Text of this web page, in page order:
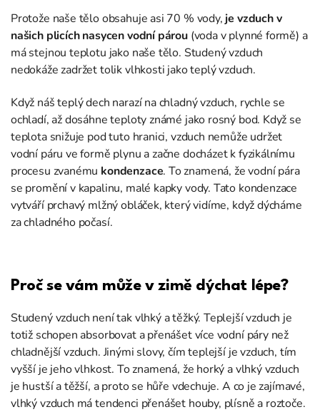
Protože naše tělo obsahuje asi 70 % vody, je vzduch v
našich plicích nasycen vodní párou(voda v plynné formě) a
má stejnou teplotu jako naše tělo. Studený vzduch
nedokáže zadržet tolik vlhkosti jako teplý vzduch.
Když náš teplý dech narazí na chladný vzduch, rychle se
ochladí, až dosáhne teploty známé jako rosný bod. Když se
teplota snižuje pod tuto hranici, vzduch nemůže udržet
vodní páru ve formě plynu a začne docházet k fyzikálnímu
procesu zvanému kondenzace. To znamená, že vodní pára
se promění v kapalinu, malé kapky vody. Tato kondenzace
vytváří prchavý mlžný obláček, který vidíme, když dýcháme
za chladného počasí.
Proč se vám může v zimě dýchat lépe?
Studený vzduch není tak vlhký a těžký. Teplejší vzduch je
totiž schopen absorbovat a přenášet více vodní páry než
chladnější vzduch. Jinými slovy, čím teplejší je vzduch, tím
vyšší je jeho vlhkost. To znamená, že horký a vlhký vzduch
je hustší a těžší, a proto se hůře vdechuje. A co je zajímavé,
vlhký vzduch má tendenci přenášet houby, plísně a roztoče.